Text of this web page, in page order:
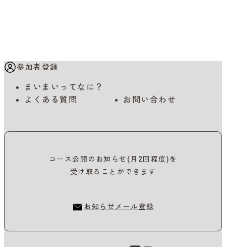
参加者登録
まいまいってなに？
よくある質問
お問い合わせ
コース公開のお知らせ(月2回程度)を
受け取ることができます
お知らせメール登録